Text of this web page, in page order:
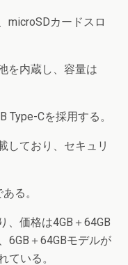
microSDカードスロ
を内蔵し、容量は
Type-Cを採用する。
しており、セキュリ
る。
、価格は4GB＋64GB
6GB＋64GBモデルが
ている。